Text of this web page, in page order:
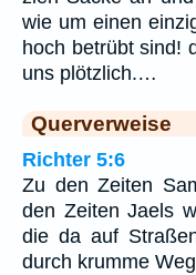
wie um einen
hoch betrübt sind!
uns plötzlich.…
Querverweise
Richter 5:6
Zu den Zeiten
den Zeiten Jaels
die da auf
durch krumme